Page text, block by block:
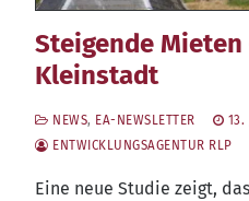
Steigende
Kleinstadt
NEWS, EA-NEWSLETTER
13.
ENTWICKLUNGSAGENTUR RLP
Eine neue Stu­die zeigt,